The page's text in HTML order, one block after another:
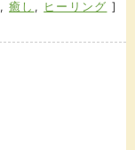
,癒し , ヒーリング ]